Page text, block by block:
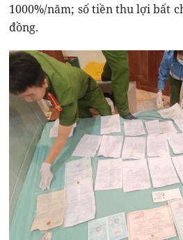
1000%/năm; số tiền thu lợi bất
đồng.